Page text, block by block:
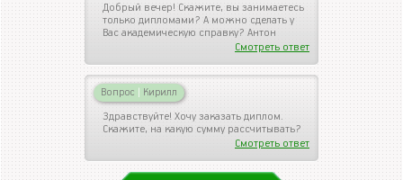
Добрый вечер! Скажите, вы занимаетесь
только дипломами? А можно сделать у
Вас академическую справку? Антон
Смотреть ответ
Вопрос | Кирилл
Здравствуйте! Хочу заказать диплом.
Скажите, на какую сумму рассчитывать?
Смотреть ответ